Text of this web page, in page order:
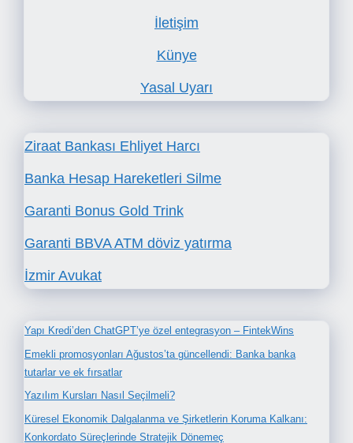
İletişim
Künye
Yasal Uyarı
Ziraat Bankası Ehliyet Harcı
Banka Hesap Hareketleri Silme
Garanti Bonus Gold Trink
Garanti BBVA ATM döviz yatırma
İzmir Avukat
Yapı Kredi’den ChatGPT’ye özel entegrasyon – FintekWins
Emekli promosyonları Ağustos’ta güncellendi: Banka banka
tutarlar ve ek fırsatlar
Yazılım Kursları Nasıl Seçilmeli?
Küresel Ekonomik Dalgalanma ve Şirketlerin Koruma Kalkanı:
Konkordato Süreçlerinde Stratejik Dönemeç